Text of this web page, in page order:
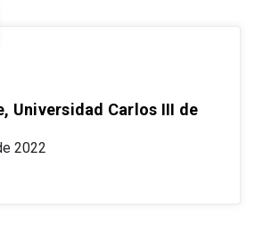
Universidad Carlos III de
2022